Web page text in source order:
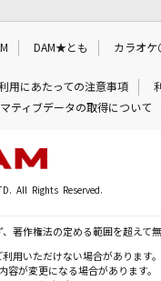
DAM★とも カラオケ
用にあたっての注意事項
ティブデータの取得について
All Rights Reserved.
著作権法の定める範囲を超えて
用いただけない場合があります。
容が変更になる場合があります。